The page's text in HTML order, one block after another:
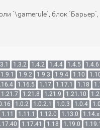
`\gamerule`, блок
1.3.2 1.4.2 1.4.4 1.4.5 1.4.6
1.9.1 1.9.2 1.9.3 1.9.4 1.10
1.16.5 1.17 1.17.1 1.18
1.21.7 1.21.8 1.21.9 1.21.10
1.0.2 1.0.2.1 1.0.3 1.0.4
1.11 1.11.1 1.12.0 1.13.0 1.14.x
1.17.41 1.18 1.19.0